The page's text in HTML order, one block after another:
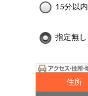
15分以内
指定無し
住所